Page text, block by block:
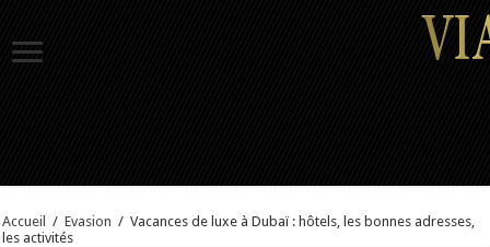
Accueil / Evasion / Vacances de luxe à Dubaï : hôtels, les bonnes adresses,
les activités